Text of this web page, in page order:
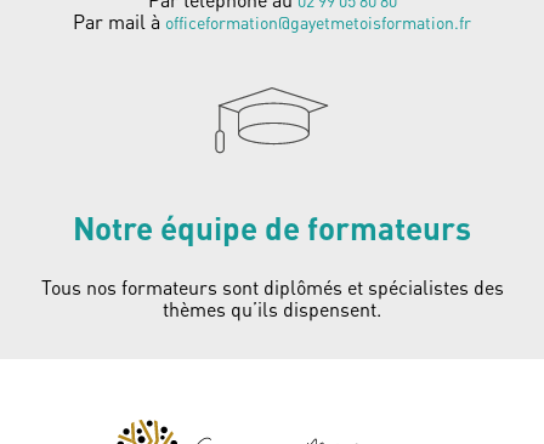
Par mail à officeformation@gayetmetoisformation.fr
Notre équipe de formateurs
Tous nos formateurs sont diplômés et spécialistes des
thèmes qu’ils dispensent.